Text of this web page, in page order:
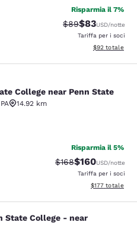
Risparmia il 7%
Tariffa di
$89Tariffa
$83USD/notte
Tariffa per i soci
Visualizza i
$92 totale
near Penn
College near Penn State
PA
14.92 km
stelle. Ottimo. 1827 recensioni
Risparmia il 5%
Tariffa di barratura:
$168Tariffa
$160USD/notte
Tariffa per i soci
Visualizza i
$177 totale
College - near
State College - near